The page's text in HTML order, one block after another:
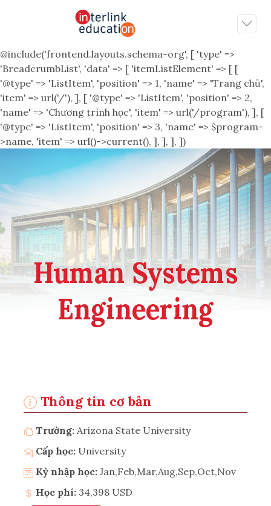
@include('frontend.layouts.schema-org', [ 'type' =>
'BreadcrumbList', 'data' => [ 'itemListElement' => [ [
'@type' => 'ListItem', 'position' => 1, 'name' => 'Trang chủ',
'item' => url('/'), ], [ '@type' => 'ListItem', 'position' => 2,
'name' => 'Chương trình học', 'item' => url('/program'), ], [
'@type' => 'ListItem', 'position' => 3, 'name' => $program-
>name, 'item' => url()->current(), ], ], ], ])
Human Systems
Engineering
Thông tin cơ bản
Trường: Arizona State University
Cấp học: University
Kỳ nhập học: Jan,Feb,Mar,Aug,Sep,Oct,Nov
Học phí: 34,398 USD